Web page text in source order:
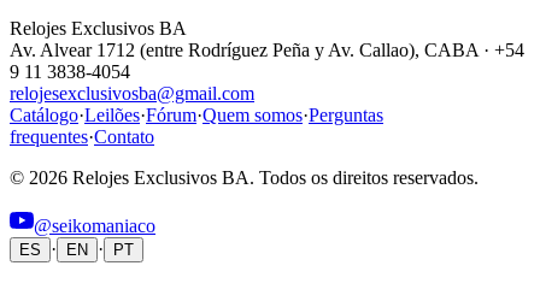
Relojes Exclusivos BA
Av. Alvear 1712 (entre Rodríguez Peña y Av. Callao), CABA · +54
9 11 3838-4054
relojesexclusivosba@gmail.com
Catálogo·Leilões·Fórum·Quem somos·Perguntas
frequentes·Contato
© 2026 Relojes Exclusivos BA. Todos os direitos reservados.
@seikomaniaco
ES · EN · PT